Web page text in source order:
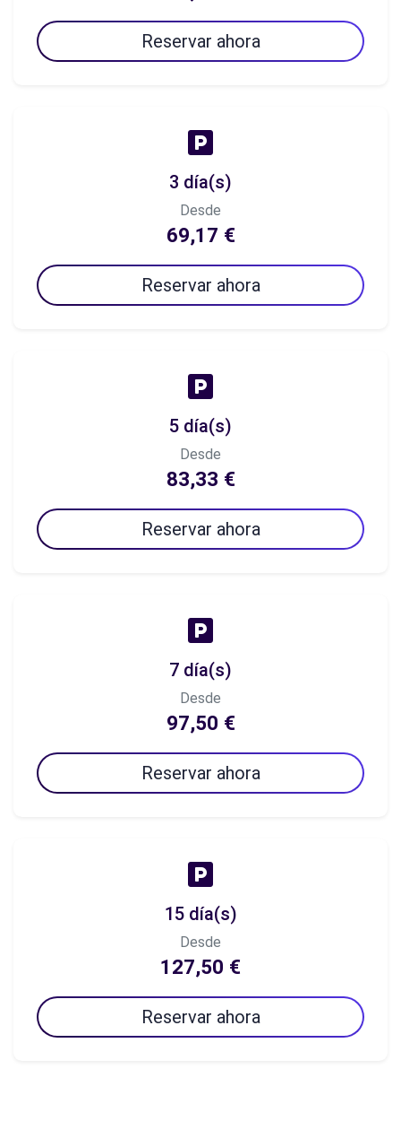
Reservar ahora
3 día(s)
Desde
69,17 €
Reservar ahora
5 día(s)
Desde
83,33 €
Reservar ahora
7 día(s)
Desde
97,50 €
Reservar ahora
15 día(s)
Desde
127,50 €
Reservar ahora